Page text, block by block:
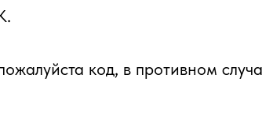
код, в противном